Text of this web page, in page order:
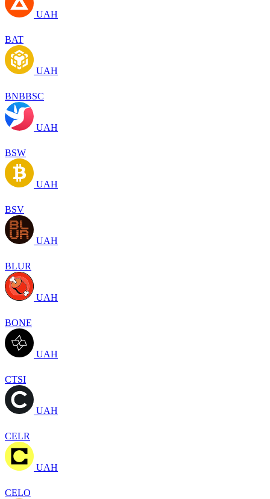
UAH
BAT
UAH
BNBBSC
UAH
BSW
UAH
BSV
UAH
BLUR
UAH
BONE
UAH
CTSI
UAH
CELR
UAH
CELO